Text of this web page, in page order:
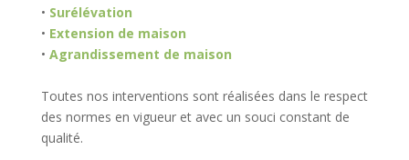
• Surélévation
• Extension de maison
• Agrandissement de maison
Toutes nos interventions sont réalisées dans le respect
des normes en vigueur et avec un souci constant de
qualité.